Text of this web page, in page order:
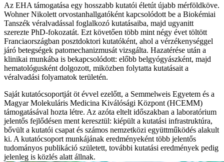
Az EHA támogatása egy hosszabb kutatói életút újabb mérföldköve.
Wohner Nikolett orvostanhallgatóként kapcsolódott be a Biokémiai
Tanszék véralvadással foglalkozó kutatásaiba, majd ugyanitt
szerezte PhD-fokozatát. Ezt követően több mint négy évet töltött
Franciaországban posztdoktori kutatóként, ahol a vérzékenységgel
járó betegségek patomechanizmusát vizsgálta. Hazatérése után a
klinikai munkába is bekapcsolódott: előbb belgyógyászként, majd
hematológusként dolgozott, miközben folytatta kutatásait a
véralvadási folyamatok területén.
Saját kutatócsoportját öt évvel ezelőtt, a Semmelweis Egyetem és a
Magyar Molekuláris Medicina Kiválósági Központ (HCEMM)
támogatásával hozta létre. Az azóta eltelt időszakban a laboratórium
jelentős fejlődésen ment keresztül: kiépült a kutatási infrastruktúra,
bővült a kutatói csapat és számos nemzetközi együttműködés alakult
ki. A kutatócsoport munkájának eredményeként több jelentős
tudományos publikáció született, további kutatási eredmények pedig
jelenleg is közlés alatt állnak.